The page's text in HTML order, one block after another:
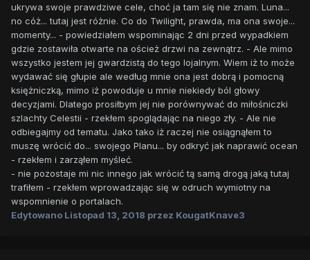
ukrywa swoje prawdziwe cele, choć ja tam się nie znam. Luna...
no cóż... tutaj jest różnie. Co do Twilight, prawda, ma ona swoje...
momenty... - powiedziałem wspominając 2 dni przed wypadkiem
gdzie zostawiła otwarte na oścież drzwi na zewnątrz. - Ale mimo
wszystko jestem jej gwardzistą do tego lojalnym. Wiem iż to może
wydawać się głupie ale według mnie ona jest dobrą i pomocną
księżniczką, mimo iż powoduje u mnie niekiedy ból głowy
decyzjami. Dlatego prosiłbym jej nie porównywać do miłośniczki
szlachty Celestii - rzekłem spoglądając na niego zły. - Ale nie
odbiegajmy od tematu. Jako tako iż raczej nie osiągnąłem to
muszę wrócić do... swojego Planu... by odkryć jak naprawić ocean
- rzekłem i zarząłem myśleć.
- nie pozostaje mi nic innego jak wrócić tą samą drogą jaką tutaj
trafiłem - rzekłem wprowadzając się w odruch wymiotny na
wspomnienie o portalach.
Edytowano Listopad 13, 2018 przez KougatKnave3